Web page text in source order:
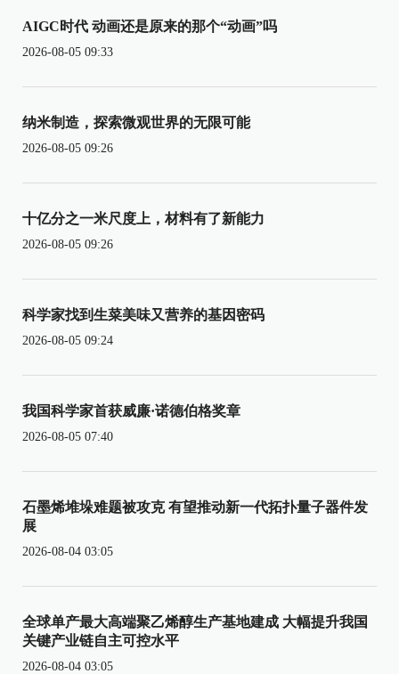
AIGC时代 动画还是原来的那个“动画”吗
2026-08-05 09:33
纳米制造，探索微观世界的无限可能
2026-08-05 09:26
十亿分之一米尺度上，材料有了新能力
2026-08-05 09:26
科学家找到生菜美味又营养的基因密码
2026-08-05 09:24
我国科学家首获威廉·诺德伯格奖章
2026-08-05 07:40
石墨烯堆垛难题被攻克 有望推动新一代拓扑量子器件发
展
2026-08-04 03:05
全球单产最大高端聚乙烯醇生产基地建成 大幅提升我国
关键产业链自主可控水平
2026-08-04 03:05